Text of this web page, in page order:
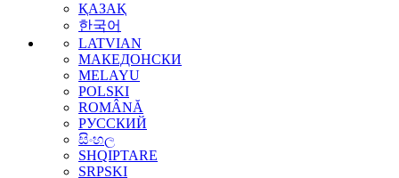
ҚАЗАҚ
한국어
LATVIAN
МАКЕДОНСКИ
MELAYU
POLSKI
ROMÂNĂ
РУССКИЙ
සිංහල
SHQIPTARE
SRPSKI